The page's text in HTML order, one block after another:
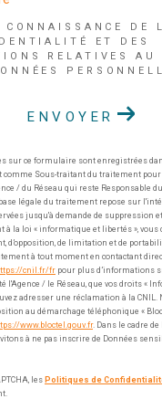
DE
ET DES
RELATIVES AU
ENVOYER
sur ce formulaire sont enregistrées
comme Sous-traitant du traitement pour
/ du Réseau qui reste Responsable
légale du traitement repose sur
jusqu'à demande de suppression
à la loi « informatique et libertés », vous
d’opposition, de limitation et de
à tout moment en contactant
cnil.fr/fr pour plus d’informations
l'Agence / le Réseau, que vos droits «
adresser une réclamation à la
au démarchage téléphonique «
www.bloctel.gouv.fr. Dans le cadre
à ne pas inscrire de Données
les Politiques de